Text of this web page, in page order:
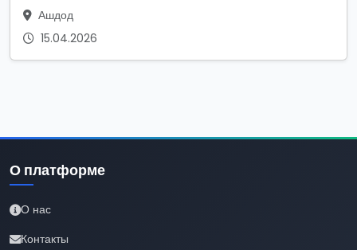
Ашдод
15.04.2026
О платформе
О нас
Контакты